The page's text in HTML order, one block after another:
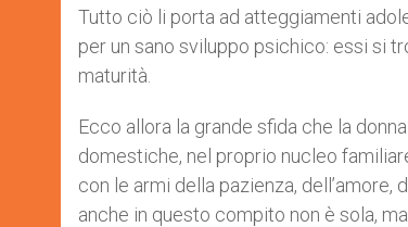
Tutto ciò li porta ad atteggiamenti
per un sano sviluppo psichico: essi si
maturità.
Ecco allora la grande sfida che la
domestiche, nel proprio nucleo
con le armi della pazienza,
anche in questo compito non è sola,